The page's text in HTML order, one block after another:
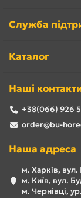
Служба
Каталог
Наші
+38(066) 926
order@bu-
Наша адреса
м. Харків,
м. Київ, вул.
м. Чернівці,